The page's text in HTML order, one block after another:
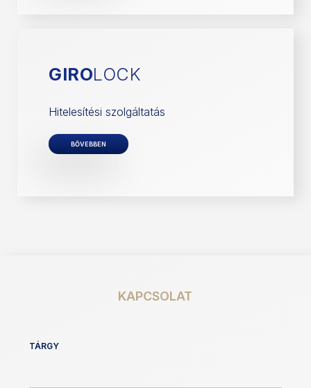
GIROLOCK
Hitelesítési szolgáltatás
BŐVEBBEN
KAPCSOLAT
TÁRGY